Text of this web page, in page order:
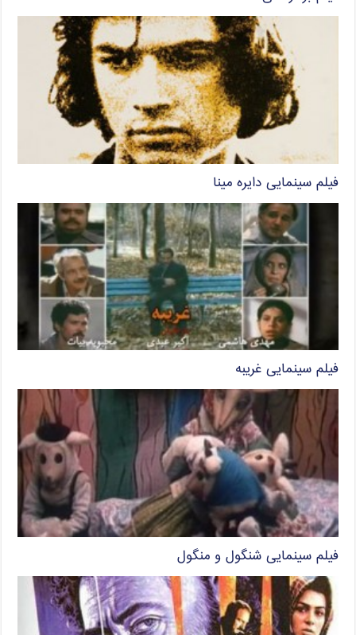
فیلم سینمایی دایره مینا
فیلم سینمایی غریبه
فیلم سینمایی شنگول و منگول